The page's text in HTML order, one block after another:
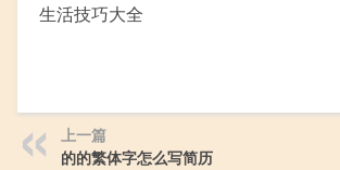
生活技巧大全
上一篇
的的繁体字怎么写简历